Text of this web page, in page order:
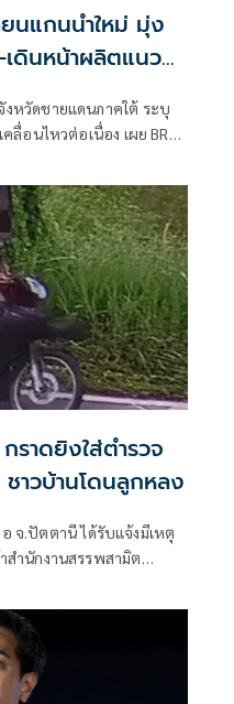
นแกนนำใหม่ มุ่ง
ดินหน้าผลิตแนว
หวัดชายแดนภาคใต้ ระบุ
ลื่อนไหวต่อเนื่อง เผย BRN
ราดยิงใส่ตำรวจ
าวบ้านโดนลูกหลง
จ.ปัตตานี ได้รับแจ้งมีเหตุ
สำนักงานสรรพสามิต